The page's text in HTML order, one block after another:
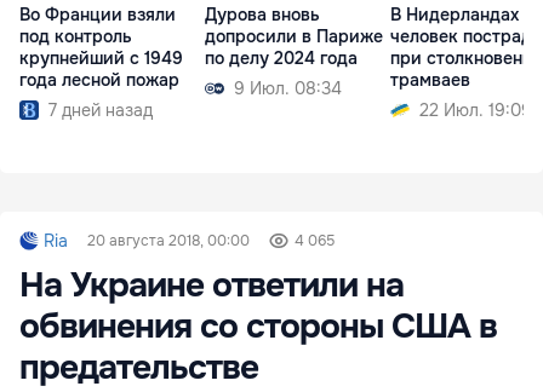
Во Франции взяли
под контроль
крупнейший с 1949
года лесной пожар
7 дней назад
Дурова вновь
допросили в Париже
по делу 2024 года
9 Июл. 08:34
В Нидерландах 15
человек
при столкновении
трамваев
22 Июл. 19:09
Ria 20 августа 2018, 00:00 4 065
На Украине ответили на
обвинения со стороны США в
предательстве